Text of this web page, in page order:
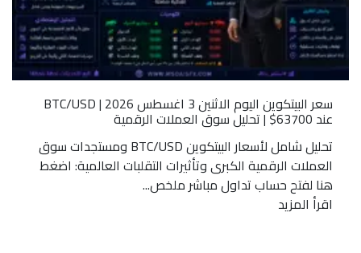
سعر البيتكوين اليوم الاثنين 3 اغسطس 2026 | BTC/USD
عند 63700$ | تحليل سوق العملات الرقمية
تحليل شامل لأسعار البيتكوين BTC/USD ومستجدات سوق
العملات الرقمية الكبرى وتأثيرات التقلبات العالمية: اضغط
هنا لفتح حساب تداول مباشر ملخص...
اقرأ المزيد